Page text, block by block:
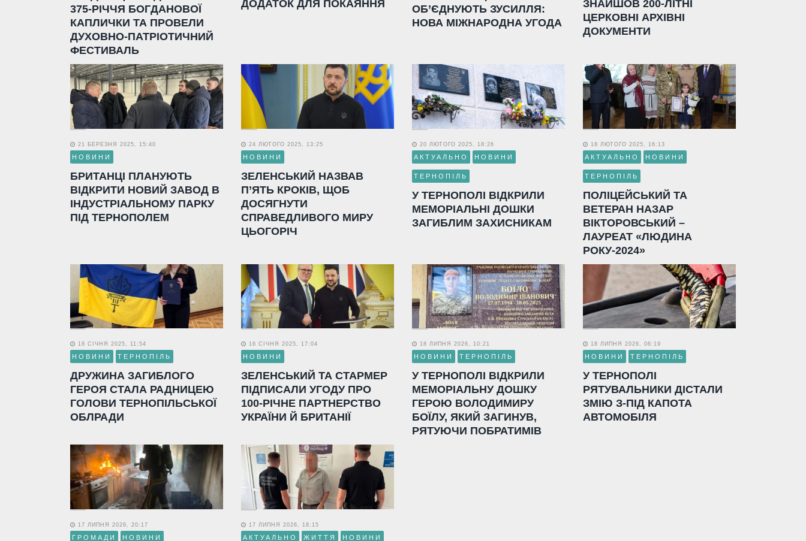
375-РІЧЧЯ БОГДАНОВОЇ
КАПЛИЧКИ ТА ПРОВЕЛИ
ДУХОВНО-ПАТРІОТИЧНИЙ
ФЕСТИВАЛЬ
ДОДАТОК ДЛЯ ПОКАЯННЯ
ОБ’ЄДНУЮТЬ ЗУСИЛЛЯ:
НОВА МІЖНАРОДНА УГОДА
ЗНАЙШОВ 200-ЛІТНІ
ЦЕРКОВНІ АРХІВНІ
ДОКУМЕНТИ
21 БЕРЕЗНЯ 2025, 15:40
НОВИНИ
БРИТАНЦІ ПЛАНУЮТЬ
ВІДКРИТИ НОВИЙ ЗАВОД В
ІНДУСТРІАЛЬНОМУ ПАРКУ
ПІД ТЕРНОПОЛЕМ
24 ЛЮТОГО 2025, 13:25
НОВИНИ
ЗЕЛЕНСЬКИЙ НАЗВАВ
П’ЯТЬ КРОКІВ, ЩОБ
ДОСЯГНУТИ
СПРАВЕДЛИВОГО МИРУ
ЦЬОГОРІЧ
20 ЛЮТОГО 2025, 18:26
АКТУАЛЬНО НОВИНИ
ТЕРНОПІЛЬ
У ТЕРНОПОЛІ ВІДКРИЛИ
МЕМОРІАЛЬНІ ДОШКИ
ЗАГИБЛИМ ЗАХИСНИКАМ
18 ЛЮТОГО 2025, 16:13
АКТУАЛЬНО НОВИНИ
ТЕРНОПІЛЬ
ПОЛІЦЕЙСЬКИЙ ТА
ВЕТЕРАН НАЗАР
ВІКТОРОВСЬКИЙ –
ЛАУРЕАТ «ЛЮДИНА
РОКУ-2024»
18 СІЧНЯ 2025, 11:54
НОВИНИ ТЕРНОПІЛЬ
ДРУЖИНА ЗАГИБЛОГО
ГЕРОЯ СТАЛА РАДНИЦЕЮ
ГОЛОВИ ТЕРНОПІЛЬСЬКОЇ
ОБЛРАДИ
16 СІЧНЯ 2025, 17:04
НОВИНИ
ЗЕЛЕНСЬКИЙ ТА СТАРМЕР
ПІДПИСАЛИ УГОДУ ПРО
100-РІЧНЕ ПАРТНЕРСТВО
УКРАЇНИ Й БРИТАНІЇ
18 ЛИПНЯ 2026, 10:21
НОВИНИ ТЕРНОПІЛЬ
У ТЕРНОПОЛІ ВІДКРИЛИ
МЕМОРІАЛЬНУ ДОШКУ
ГЕРОЮ ВОЛОДИМИРУ
БОЇЛУ, ЯКИЙ ЗАГИНУВ,
РЯТУЮЧИ ПОБРАТИМІВ
18 ЛИПНЯ 2026, 06:19
НОВИНИ ТЕРНОПІЛЬ
У ТЕРНОПОЛІ
РЯТУВАЛЬНИКИ ДІСТАЛИ
ЗМІЮ З-ПІД КАПОТА
АВТОМОБІЛЯ
17 ЛИПНЯ 2026, 20:17
ГРОМАДИ НОВИНИ
17 ЛИПНЯ 2026, 18:15
АКТУАЛЬНО ЖИТТЯ НОВИНИ